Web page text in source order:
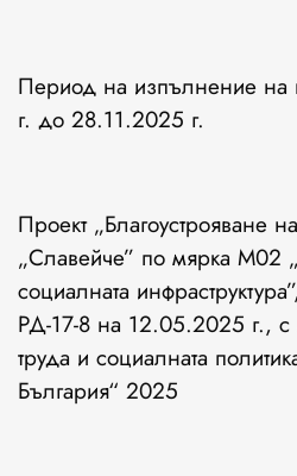
Период на изпълнение на
г. до 28.11.2025 г.
Проект „Благоустрояване
„Славейче” по мярка М02
социалната
РД-17-8 на 12.05.2025 г., с
труда и социалната
България“ 2025